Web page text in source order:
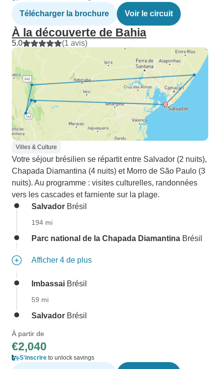
Télécharger la brochure Voir le circuit
À la découverte de Bahia
5.0 (1 avis)
Villes & Culture
Votre séjour brésilien se répartit entre Salvador (2 nuits),
Chapada Diamantina (4 nuits) et Morro de São Paulo (3
nuits). Au programme : visites culturelles, randonnées
vers les cascades et farniente sur la plage.
Salvador Brésil
194 mi
Parc national de la Chapada Diamantina Brésil
Afficher 4 de plus
Imbassai Brésil
59 mi
Salvador Brésil
À partir de
€2,040
S'inscrire to unlock savings